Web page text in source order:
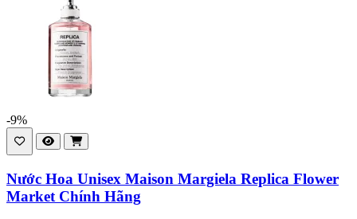
-9%
Nước Hoa Unisex Maison Margiela Replica Flower
Market Chính Hãng